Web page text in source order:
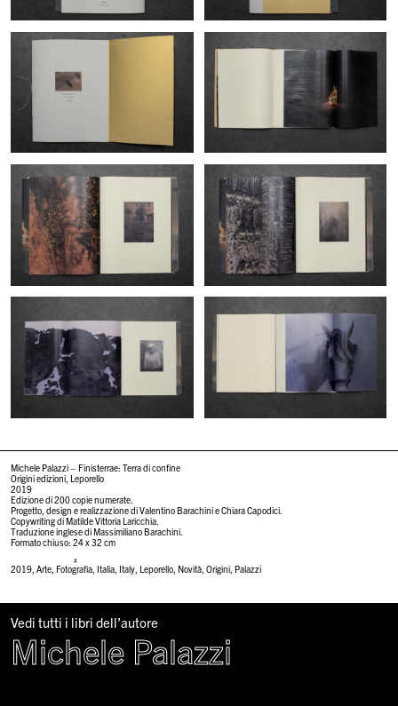
Michele Palazzi – Finisterrae: Terra di confine
Origini edizioni, Leporello
2019
Edizione di 200 copie numerate.
Progetto, design e realizzazione di Valentino Barachini e Chiara Capodici.
Copywriting di Matilde Vittoria Laricchia.
Traduzione inglese di Massimiliano Barachini.
Formato chiuso: 24 x 32 cm
#
2019,Arte, Fotografia, Italia, Italy, Leporello, Novità,Origini, Palazzi
Vedi tutti i libri dell’autore
Michele Palazzi